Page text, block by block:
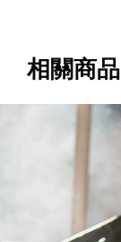
相關商品